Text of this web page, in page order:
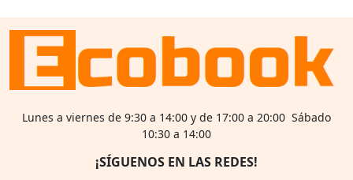
Lunes a viernes de 9:30 a 14:00 y de 17:00 a 20:00 Sábado
10:30 a 14:00
¡SÍGUENOS EN LAS REDES!